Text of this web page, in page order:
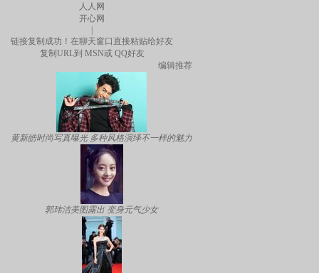
人人网
开心网
链接复制成功！在聊天窗口直接粘贴给好友
复制URL到 MSN或 QQ好友
编辑推荐
黄新皓时尚写真曝光 多种风格演绎不一样的魅力
郭玮洁美图露出 变身元气少女